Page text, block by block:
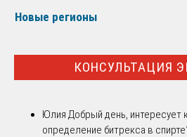
Новые регионы
КОНСУЛЬТАЦИЯ
Юлия Добрый день, интересует
определение битрекса в